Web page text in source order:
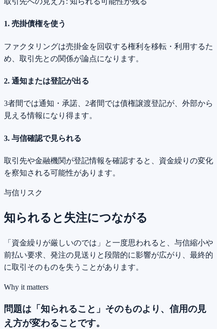
1. 売掛債権を使う
ファクタリングは売掛金を回収する権利を移転・利用するた
め、取引先との関係が論点になります。
2. 通知または登記が出る
3者間では通知・承諾、2者間では債権譲渡登記が、外部から
見える情報になり得ます。
3. 与信確認で見られる
取引先や金融機関が登記情報を確認すると、資金繰りの変化
を察知される可能性があります。
与信リスク
知られると失注につながる
「資金繰りが厳しいのでは」と一度思われると、与信縮小や
前払い要求、発注の見送りと段階的に影響が広がり、最終的
に取引そのものを失うことがあります。
Why it matters
問題は「知られること」そのものより、 信用の見
え方が変わることです。